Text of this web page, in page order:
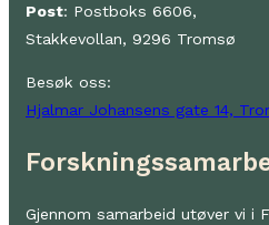
Post: Postboks 6606,
Stakkevollan, 9296 Tromsø
Besøk oss:
Hjalmar Johansens gate 14,
Gjennom samarbeid utøver vi i